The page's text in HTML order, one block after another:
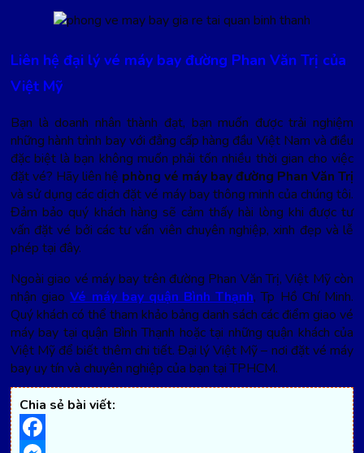
Liên hệ đại lý vé máy bay đường Phan Văn Trị của
Việt Mỹ
Bạn là doanh nhân thành đạt, bạn muốn được trải nghiệm
những hành trình bay với đẳng cấp hàng đầu Việt Nam và điều
đặc biệt là bạn không muốn phải tốn nhiều thời gian cho việc
đặt vé? Hãy liên hệ phòng vé máy bay đường Phan Văn Trị
và sử dụng các dịch đặt vé máy bay thông minh của chúng tôi.
Đảm bảo quý khách hàng sẽ cảm thấy hài lòng khi được tư
vấn đặt vé bởi các tư vấn viên chuyên nghiệp, xinh đẹp và lễ
phép tại đây.
Ngoài giao vé máy bay trên đường Phan Văn Trị, Việt Mỹ còn
nhận giaoVé máy bay quận Bình Thạnh, Tp Hồ Chí Minh.
Quý khách có thể tham khảo bảng danh sách các điểm giao vé
máy bay tại quận Bình Thạnh hoặc tại những quận khách của
Việt Mỹ để biết thêm chi tiết. Đại lý Việt Mỹ – nơi đặt vé máy
bay uy tín và chuyên nghiệp của bạn tại TPHCM.
Chia sẻ bài viết: